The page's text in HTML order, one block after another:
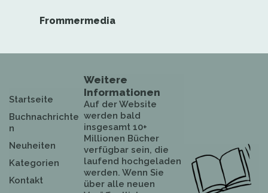
Frommermedia
Startseite
Buchnachrichte
n
Neuheiten
Kategorien
Kontakt
Weitere
Informationen
Auf der Website
werden bald
insgesamt 10+
Millionen Bücher
verfügbar sein, die
laufend hochgeladen
werden. Wenn Sie
über alle neuen